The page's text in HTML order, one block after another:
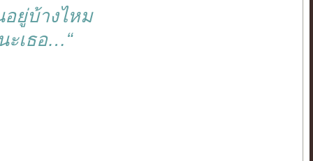
ยู่บ้างไหม
เธอ…“